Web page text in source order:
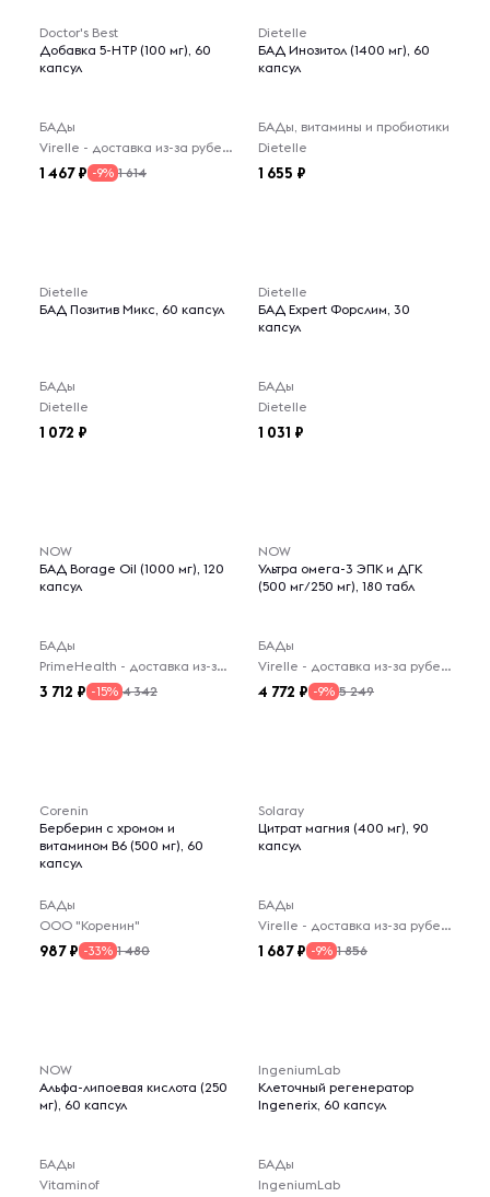
Doctor's Best
Добавка 5-HTP (100 мг), 60
капсул
БАДы
Virelle - доставка из-за рубежа
1 467 -9% 1 614
Dietelle
БАД Инозитол (1400 мг), 60
капсул
БАДы, витамины и пробиотики
Dietelle
1 655
Dietelle
БАД Позитив Микс, 60 капсул
БАДы
Dietelle
1 072
Dietelle
БАД Expert Форслим, 30
капсул
БАДы
Dietelle
1 031
NOW
БАД Borage Oil (1000 мг), 120
капсул
БАДы
PrimeHealth - доставка из-за рубежа
3 712 -15% 4 342
NOW
Ультра омега-3 ЭПК и ДГК
(500 мг/250 мг), 180 табл
БАДы
Virelle - доставка из-за рубежа
4 772 -9% 5 249
Corenin
Берберин с хромом и
витамином В6 (500 мг), 60
капсул
БАДы
ООО "Коренин"
987 -33% 1 480
Solaray
Цитрат магния (400 мг), 90
капсул
БАДы
Virelle - доставка из-за рубежа
1 687 -9% 1 856
NOW
Альфа-липоевая кислота (250
мг), 60 капсул
БАДы
Vitaminof
IngeniumLab
Клеточный регенератор
Ingenerix, 60 капсул
БАДы
IngeniumLab